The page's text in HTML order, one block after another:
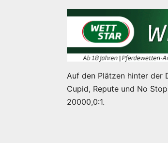
Auf den Plätzen hinter der
Cupid, Repute und No
20000,0:1.